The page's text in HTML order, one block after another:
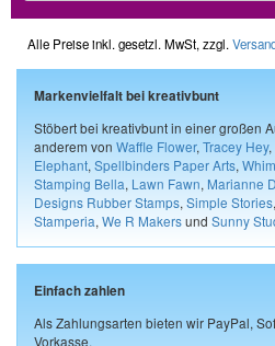
Alle Preise inkl. gesetzl. MwSt, zzgl.
Markenvielfalt bei kreativbunt
Stöbert bei kreativbunt in einer großen
anderem von Waffle Flower, Tracey Hey,
Elephant, Spellbinders Paper Arts,
Stamping Bella, Lawn Fawn, Marianne
Designs Rubber Stamps, Simple Stories,
Stamperia, We R Makersund Sunny
Einfach zahlen
Als Zahlungsarten bieten wir PayPal,
Vorkasse.